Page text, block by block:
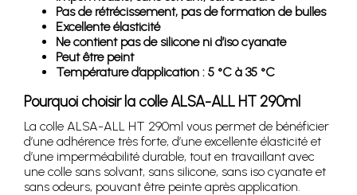
Pas de rétrécissement, pas de formation de bulles
Excellente élasticité
Ne contient pas de silicone ni d’iso cyanate
Peut être peint
Température d’application : 5 °C à 35 °C
Pourquoi choisir la colle ALSA-ALL HT 290ml
La colle ALSA-ALL HT 290ml vous permet de bénéficier
d’une adhérence très forte, d’une excellente élasticité et
d’une imperméabilité durable, tout en travaillant avec
une colle sans solvant, sans silicone, sans iso cyanate et
sans odeurs, pouvant être peinte après application.